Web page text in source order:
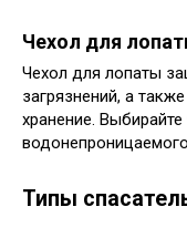
Чехол для
Чехол для лопаты
загрязнений, а
хранение.
Типы